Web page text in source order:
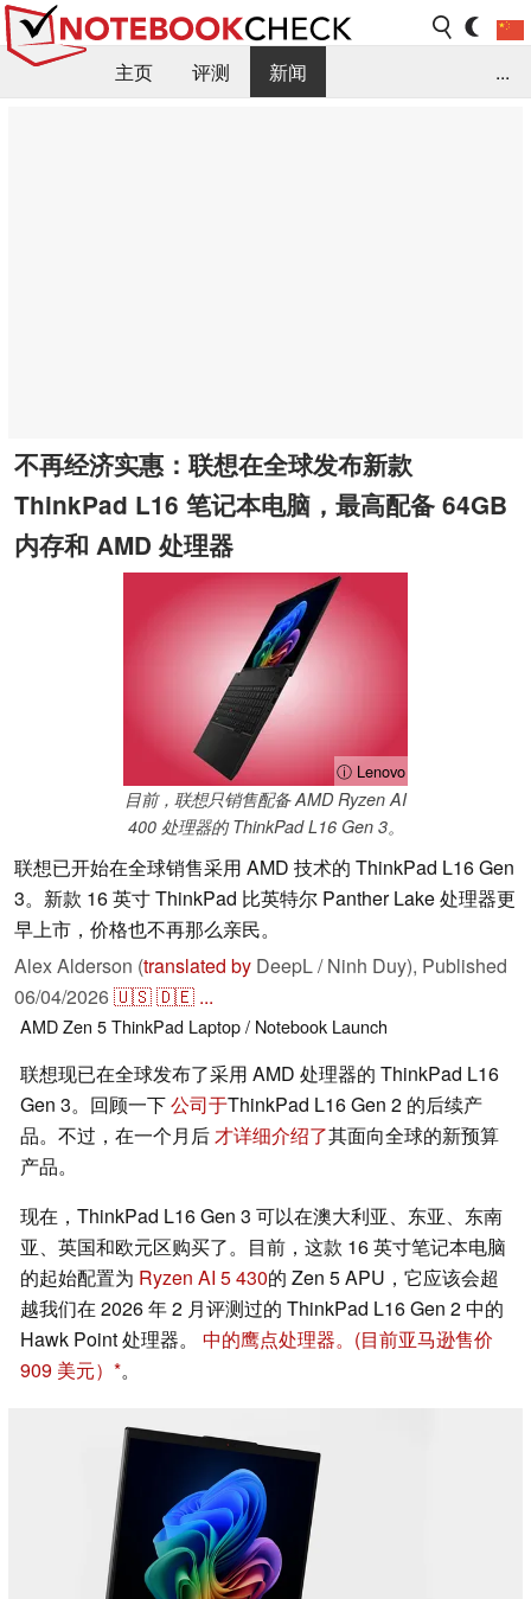
主页 评测
新闻
...
不再经济实惠：联想在全球发布新款
ThinkPad L16 笔记本电脑，最高配备 64GB
内存和 AMD 处理器
ⓘ Lenovo
目前，联想只销售配备 AMD Ryzen AI
400 处理器的 ThinkPad L16 Gen 3。
联想已开始在全球销售采用 AMD 技术的 ThinkPad L16 Gen
3。新款 16 英寸 ThinkPad 比英特尔 Panther Lake 处理器更
早上市，价格也不再那么亲民。
Alex Alderson (translated by DeepL / Ninh Duy), Published
06/04/2026🇺🇸🇩🇪 ...
AMDZen 5ThinkPad Laptop / Notebook Launch
联想现已在全球发布了采用 AMD 处理器的 ThinkPad L16
Gen 3。回顾一下公司于ThinkPad L16 Gen 2 的后续产
品。不过，在一个月后才详细介绍了其面向全球的新预算
产品。
现在，ThinkPad L16 Gen 3 可以在澳大利亚、东亚、东南
亚、英国和欧元区购买了。目前，这款 16 英寸笔记本电脑
的起始配置为 Ryzen AI 5 430的 Zen 5 APU，它应该会超
越我们在 2026 年 2 月评测过的 ThinkPad L16 Gen 2 中的
Hawk Point 处理器。 中的鹰点处理器。 (目前亚马逊售价
909 美元）
。